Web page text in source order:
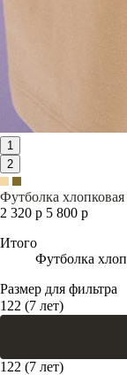
1
2
Футболка
2 320 р 5 800 р
Итого
Футболка
Размер для фильтра
122 (7 лет)
122 (7 лет)